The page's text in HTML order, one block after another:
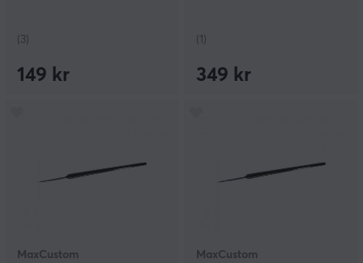
(3)
149 kr
(1)
349 kr
MaxCustom MaxCustom